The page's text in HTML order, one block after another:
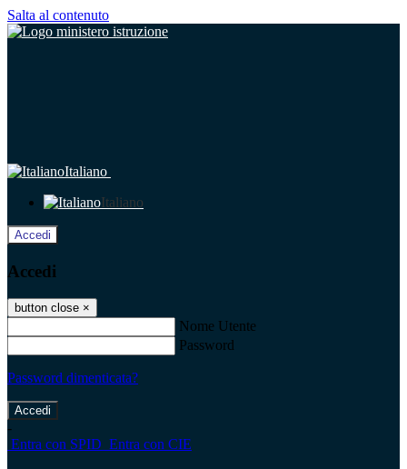
Salta al contenuto
Italiano
Italiano
Accedi
Accedi
button close ×
Nome Utente
Password
Password dimenticata?
-
Entra con SPID Entra con CIE